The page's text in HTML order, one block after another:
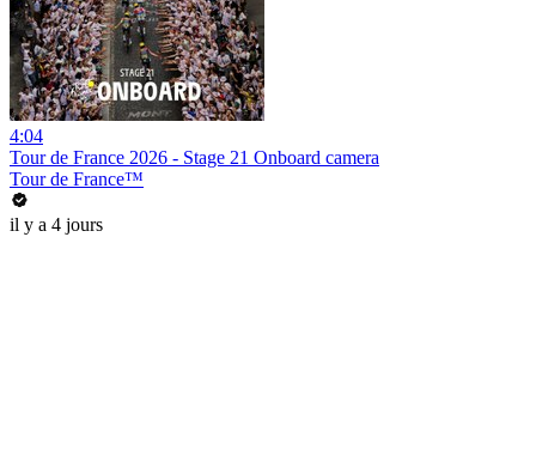
4:04
Tour de France 2026 - Stage 21 Onboard camera
Tour de France™
il y a 4 jours